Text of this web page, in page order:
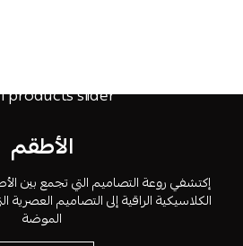
الأطقم
إكتشفي روعة التصاميم التي تجمع بين
الكلاسيكية الراقية إلى التصاميم
الموضة